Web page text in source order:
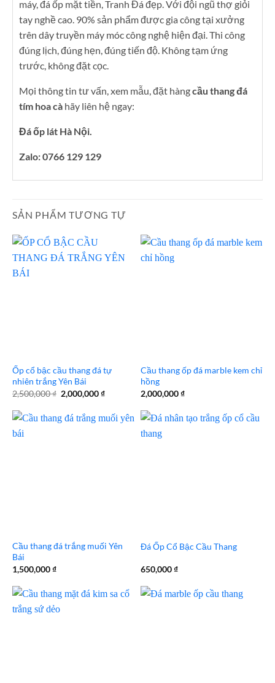
máy, đá ốp mặt tiền, Tranh Đá đẹp. Với đội ngũ thợ giỏi
tay nghề cao. 90% sản phẩm được gia công tại xưởng
trên dây truyền máy móc công nghệ hiện đại. Thi công
đúng lịch, đúng hẹn, đúng tiến độ. Không tạm ứng
trước, không đặt cọc.
Mọi thông tin tư vấn, xem mẫu, đặt hàngcầu thang đá
tím hoa cà hãy liên hệ ngay:
Đá ốp lát Hà Nội.
Zalo: 0766 129 129
SẢN PHẨM TƯƠNG TỰ
Ốp cổ bậc cầu thang đá tự
nhiên trắng Yên Bái
2,500,000₫ Giá
gốc
2,500,000 ₫.
2,000,000₫Giá
là:
Cầu thang ốp đá marble kem chỉ
hồng
2,000,000₫
Cầu thang đá trắng muối Yên
Bái
1,500,000₫
Đá Ốp Cổ Bậc Cầu Thang
650,000₫